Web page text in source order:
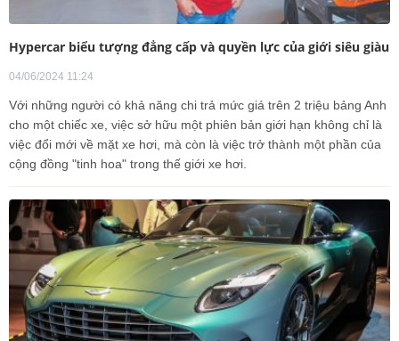
Hypercar biểu tượng đẳng cấp và quyền lực của giới siêu giàu
04/06/2024 11:24
Với những người có khả năng chi trả mức giá trên 2 triệu bảng Anh
cho một chiếc xe, việc sở hữu một phiên bản giới hạn không chỉ là
việc đổi mới về mặt xe hơi, mà còn là việc trở thành một phần của
cộng đồng "tinh hoa" trong thế giới xe hơi.